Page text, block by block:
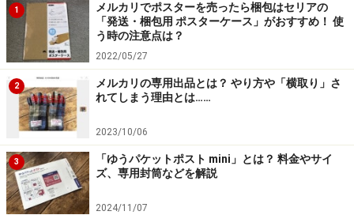
マイページの「招待して500ポイントGET」をタップする
スマホやタブレットの場合には、マイページにある「招
待して500ポイントGET」をタップすると招待コードが
表示されます。
1
メルカリでポスターを売ったら梱包はセリアの
「発送・梱包用 ポスターケース」がおすすめ！ 使
う時の注意点は？
2022/05/27
2
メルカリの専用出品とは？ やり方や「横取り」さ
れてしまう理由とは……
2023/10/06
3
「ゆうパケットポスト mini」とは？ 料金やサイ
ズ、専用封筒などを解説
2024/11/07